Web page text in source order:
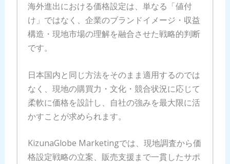
海外進出における価格設定は、単なる「値付
け」ではなく、企業のブランドイメージ・収益
構造・現地市場の理解を融合させた戦略的判断
です。
日本国内と同じ方法をそのまま適用するのでは
なく、現地の購買力・文化・競合状況に応じて
柔軟に価格を設計し、自社の強みを最大限に活
かすことが求められます。
KizunaGlobe Marketingでは、現地調査から価
格設定戦略の立案、販売支援まで一貫したサポ